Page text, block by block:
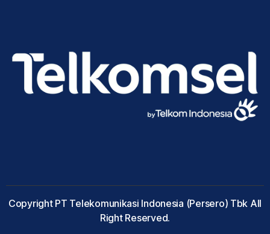
Copyright PT Telekomunikasi Indonesia (Persero) Tbk All
Right Reserved.